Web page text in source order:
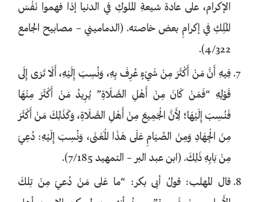
الإكرام، على عادة شيعةِ الملوكِ في الدنيا إذا فهموا نَفْسَ
المَلِكِ في إكرامِ بعض خاصته. (الدماميني – مصابيح الجامع
4/322).
فِيهِ أَنَّ مَنْ أَكْثَرَ مِنْ شَيْءٍ عُرِفَ بِهِ، وَنُسِبَ إِلَيْهِ، أَلَا تَرَى إِلَى
قَوْلِهِ “فَمَنْ كَانَ مِنْ أَهْلِ الصَّلَاةِ” يُرِيدُ مَنْ أَكْثَرَ مِنْهَا
فَنُسِبَ إِلَيْهَا؛ لِأَنَّ الْجَمِيعَ مِنْ أَهْلِ الصَّلَاةِ، وَكَذَلِكَ مَنْ أَكْثَرَ
مِنَ الْجِهَادِ وَمِنَ الصِّيَامِ عَلَى هَذَا الْمَعْنَى، وَنُسِبَ إِلَيْهِ: دُعِيَ
مِنْ بَابِهِ ذَلِكَ. (ابن عبد البر – التمهيد 7/185).
قال المهلب: قولُ أبى بكر: “ما عَلى مَنْ دُعيَ مِنْ تِلكَ